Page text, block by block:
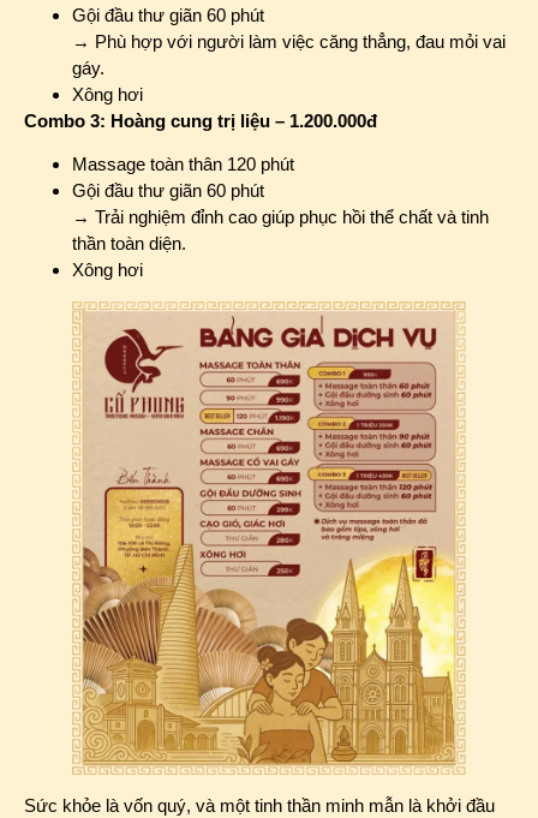
Gội đầu thư giãn 60 phút
→ Phù hợp với người làm việc căng thẳng, đau mỏi vai
gáy.
Xông hơi
Combo 3: Hoàng cung trị liệu – 1.200.000đ
Massage toàn thân 120 phút
Gội đầu thư giãn 60 phút
→ Trải nghiệm đỉnh cao giúp phục hồi thể chất và tinh
thần toàn diện.
Xông hơi
Sức khỏe là vốn quý, và một tinh thần minh mẫn là khởi đầu